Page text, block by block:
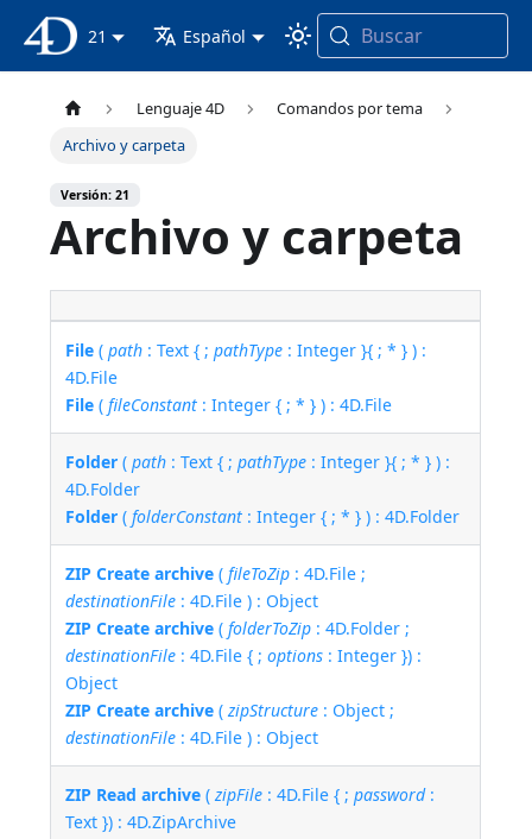
Documentación 4D
21 Español Buscar
Lenguaje 4D
Comandos por tema
Archivo y carpeta
Versión: 21
Archivo y carpeta
File (path : Text { ;pathType : Integer }{ ; * } ) :
4D.File
File (fileConstant : Integer { ; * } ) : 4D.File
Folder (path : Text { ;pathType : Integer }{ ; * } ) :
4D.Folder
Folder (folderConstant : Integer { ; * } ) : 4D.Folder
ZIP Create archive (fileToZip : 4D.File ;
destinationFile : 4D.File ) : Object
ZIP Create archive (folderToZip : 4D.Folder ;
destinationFile : 4D.File { ;options : Integer }) :
Object
ZIP Create archive (zipStructure : Object ;
destinationFile : 4D.File ) : Object
ZIP Read archive (zipFile : 4D.File { ;password:
Text }) : 4D.ZipArchive